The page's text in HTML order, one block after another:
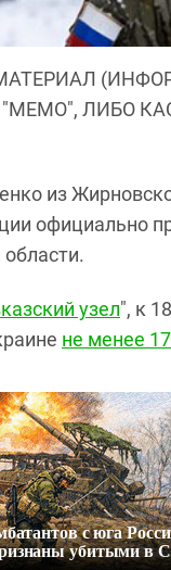
ЛИБО
из
официально
узел", к
не менее
с юга
убитыми в